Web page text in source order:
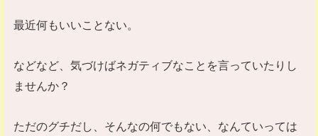
最近何もいいことない。
などなど、気づけばネガティブなことを言っていたりし
ませんか？
ただのグチだし、そんなの何でもない、なんていっては